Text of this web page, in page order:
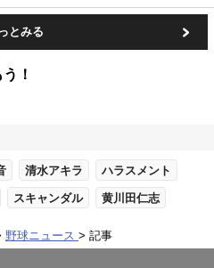
とみる
！
清水アキラ ハラスメント
スキャンダル 黄川田仁志
野球ニュース 記事